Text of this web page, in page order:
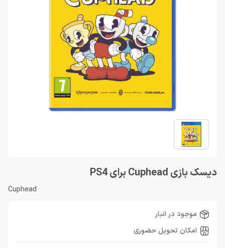
دیسک بازی Cuphead برای PS4
Cuphead
موجود در انبار
امکان تحویل حضوری